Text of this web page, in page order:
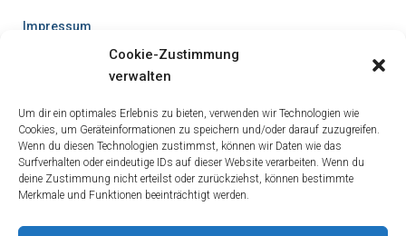
Cookie-Zustimmung
verwalten
Um dir ein optimales Erlebnis zu bieten, verwenden wir Technologien wie
Cookies, um Geräteinformationen zu speichern und/oder darauf zuzugreifen.
Wenn du diesen Technologien zustimmst, können wir Daten wie das
Surfverhalten oder eindeutige IDs auf dieser Website verarbeiten. Wenn du
deine Zustimmung nicht erteilst oder zurückziehst, können bestimmte
Merkmale und Funktionen beeinträchtigt werden.
Impressum
Social Activities